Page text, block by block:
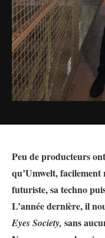
Peu de producteurs
qu’Umwelt, facilement
futuriste, sa techno
L’année dernière, il
Eyes Society, sans